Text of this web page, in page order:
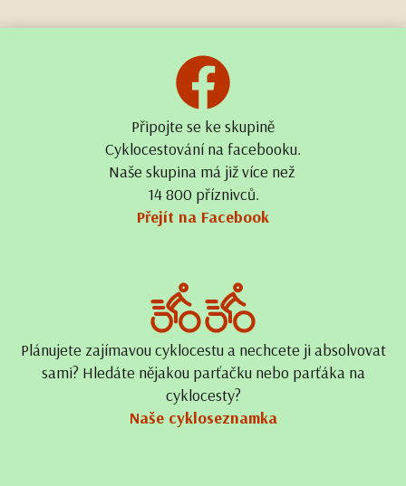
Připojte se ke skupině
Cyklocestování na facebooku.
Naše skupina má již více než
14 800 příznivců.
Přejít na Facebook
Plánujete zajímavou cyklocestu a nechcete ji absolvovat
sami? Hledáte nějakou parťačku nebo parťáka na
cyklocesty?
Naše cykloseznamka